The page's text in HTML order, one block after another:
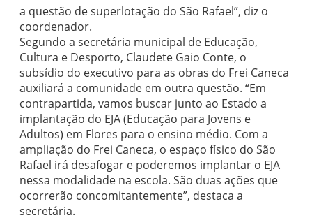
a questão de superlotação do São Rafael”, diz o
coordenador.
Segundo a secretária municipal de Educação,
Cultura e Desporto, Claudete Gaio Conte, o
subsídio do executivo para as obras do Frei Caneca
auxiliará a comunidade em outra questão. “Em
contrapartida, vamos buscar junto ao Estado a
implantação do EJA (Educação para Jovens e
Adultos) em Flores para o ensino médio. Com a
ampliação do Frei Caneca, o espaço físico do São
Rafael irá desafogar e poderemos implantar o EJA
nessa modalidade na escola. São duas ações que
ocorrerão concomitantemente”, destaca a
secretária.